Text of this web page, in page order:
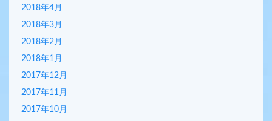
2018年4月
2018年3月
2018年2月
2018年1月
2017年12月
2017年11月
2017年10月